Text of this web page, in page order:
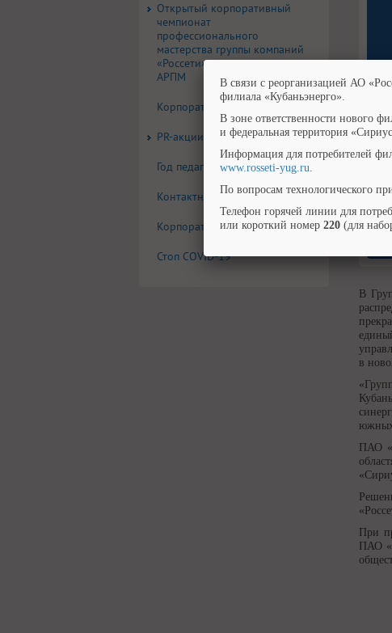
В
в
южных
ПАО
При
ПАО
Открытый корпоративный
чемпионат
профессионального
мастерства группы компаний
«Россети» по стандартам
АРПМ
Корпоративная газета
PR-акции, конкурсы
Год педагога и наставника
Контактная информация
Корпоративная символика
Стоп COVID-19
В связи с реорганизацией АО
филиала «Кубаньэнерго».
В зоне ответственности нового
и федеральная территория
Информация для потребителей
www.rosseti-yug.ru.
По вопросам технологического
Телефон горячей линии для
или короткий номер 220 (для